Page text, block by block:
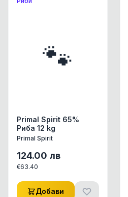
🐾
Primal Spirit 65%
Риба 12 kg
Primal Spirit
124.00 лв
€63.40
Добави